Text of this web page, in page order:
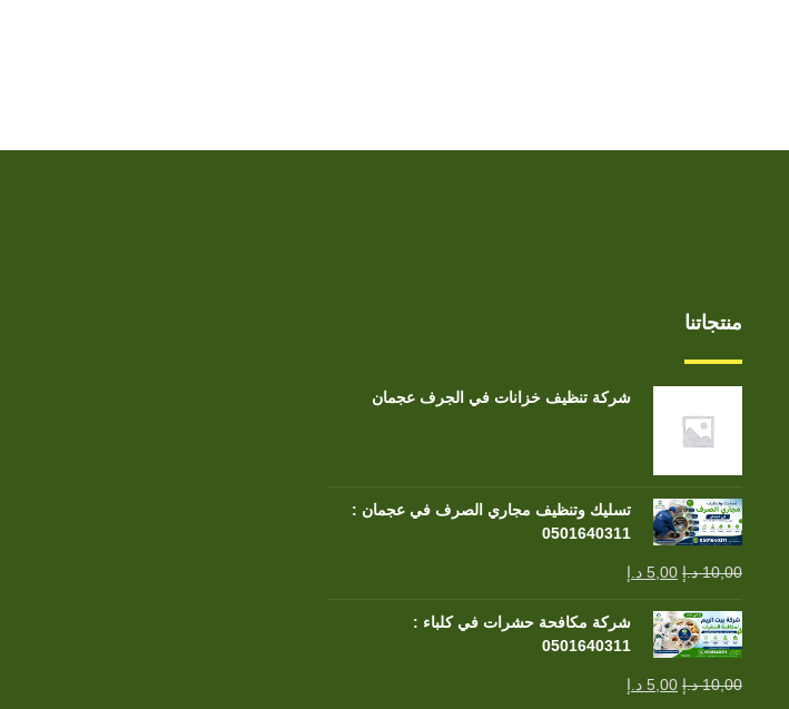
منتجاتنا
شركة تنظيف خزانات في الجرف عجمان
تسليك وتنظيف مجاري الصرف في عجمان :
0501640311
10,00 د.إ 5,00 د.إ
شركة مكافحة حشرات في كلباء :
0501640311
10,00 د.إ 5,00 د.إ